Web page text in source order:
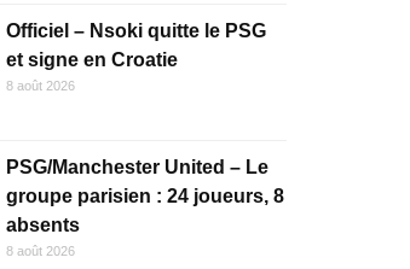
Officiel – Nsoki quitte le PSG
et signe en Croatie
8 août 2026
PSG/Manchester United – Le
groupe parisien : 24 joueurs, 8
absents
8 août 2026